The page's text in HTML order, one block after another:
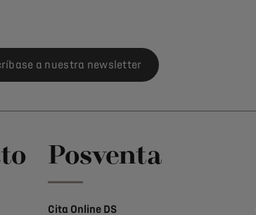
a nuestra newsletter
Posventa
Cita Online DS